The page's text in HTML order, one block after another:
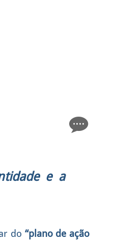
e a
do “plano de ação